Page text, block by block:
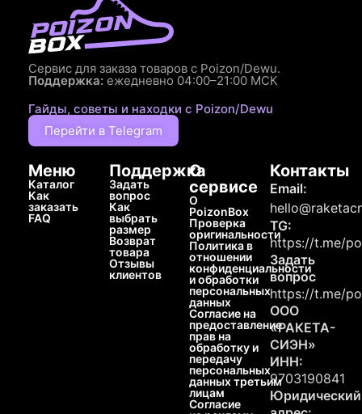
Сервис для заказа товаров с Poizon/Dewu.
Поддержка: ежедневно 04:00–21:00 МСК
Гайды, советы и находки с Poizon/Dewu
Перейти в Telegram
Меню
Каталог
Как
заказать
FAQ
Поддержка
Задать
вопрос
Как
выбрать
размер
Возврат
товара
Отзывы
клиентов
О
сервисе
О
PoizonBox
Проверка
оригинальности
Политика в
отношении
конфиденциальности
и обработки
персональных
данных
Согласие на
предоставление
прав на
обработку и
передачу
персональных
данных третьим
лицам
Согласие
Контакты
Email:
TG:
https://t.me/
Задать
вопрос
https://t.me/
ООО
«РАКЕТА-
СИЭН»
ИНН:
9703190841
Юридический